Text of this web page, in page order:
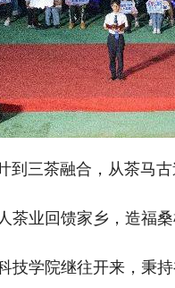
到三茶融合，从茶马
茶业回馈家乡，造福
技学院继往开来，秉持